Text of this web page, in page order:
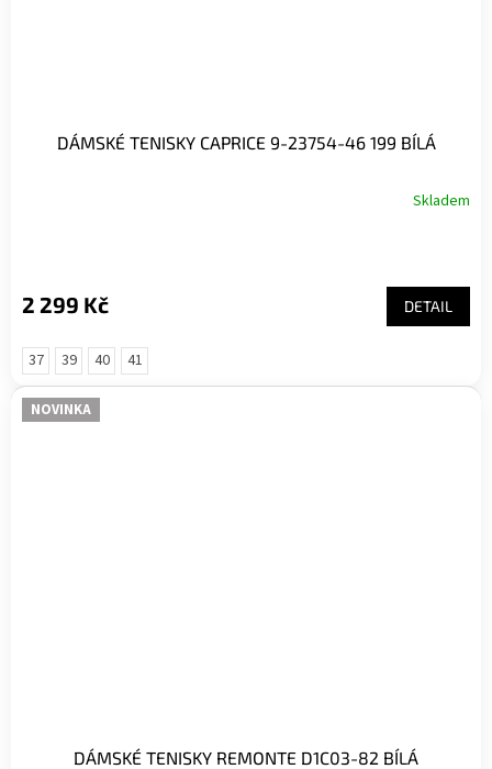
DÁMSKÉ TENISKY CAPRICE 9-23754-46 199 BÍLÁ
Skladem
2 299 Kč DETAIL
37 39 40 41
NOVINKA
DÁMSKÉ TENISKY REMONTE D1C03-82 BÍLÁ